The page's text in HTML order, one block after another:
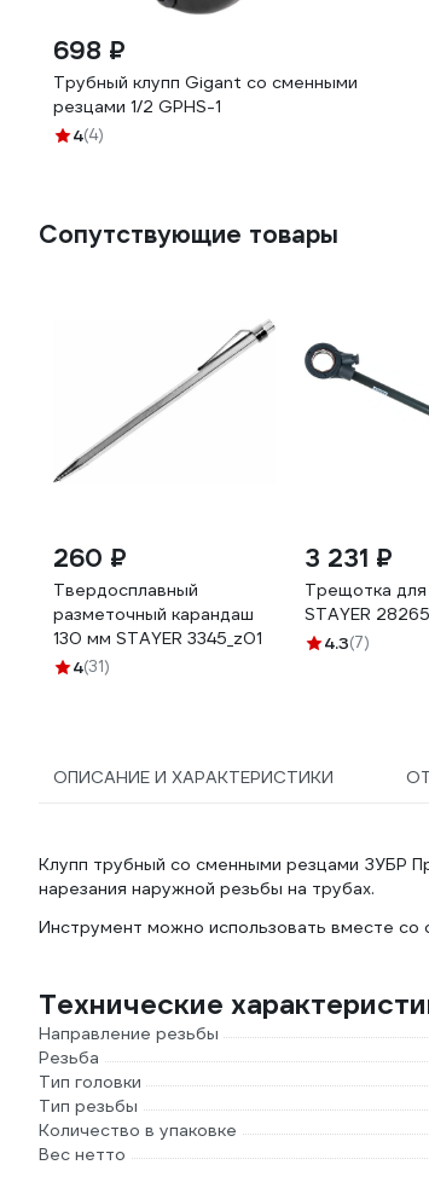
698 ₽
Трубный клупп Gigant со сменными
резцами 1/2 GPHS-1
4(4)
Сопутствующие товары
260 ₽
Твердосплавный
разметочный карандаш
130 мм STAYER 3345_z01
4(31)
3 231 ₽
Трещотка для
STAYER
4.3(7)
ОПИСАНИЕ И ХАРАКТЕРИСТИКИ
Клупп трубный со сменными резцами ЗУБР
нарезания наружной резьбы на трубах.
Инструмент можно использовать вместе со
Технические
Направление резьбы
Резьба
Тип головки
Тип резьбы
Количество в упаковке
Вес нетто